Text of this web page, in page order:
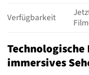
Verfügbarkeit
immersives